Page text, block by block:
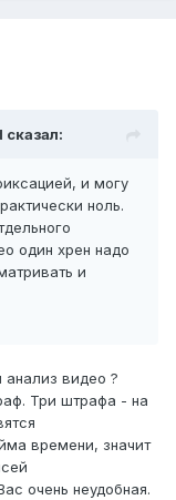
и могу
ноль.
один хрен надо
и
анализ видео ?
Три штрафа - на
времени, значит
очень неудобная.